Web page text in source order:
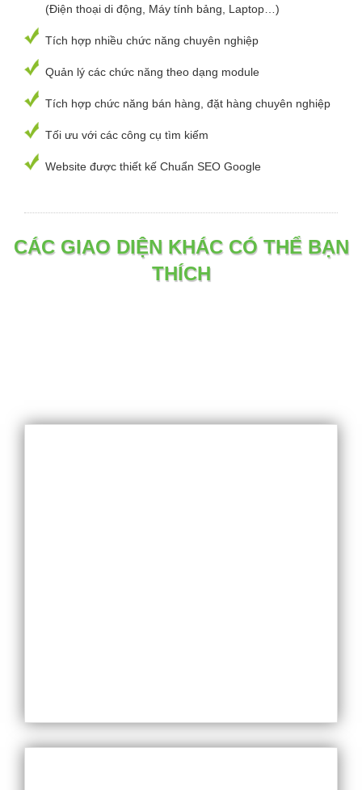
(Điện thoại di động, Máy tính bảng, Laptop…)
Tích hợp nhiều chức năng chuyên nghiệp
Quản lý các chức năng theo dạng module
Tích hợp chức năng bán hàng, đặt hàng chuyên nghiệp
Tối ưu với các công cụ tìm kiếm
Website được thiết kế Chuẩn SEO Google
CÁC GIAO DIỆN KHÁC CÓ THỂ BẠN
THÍCH